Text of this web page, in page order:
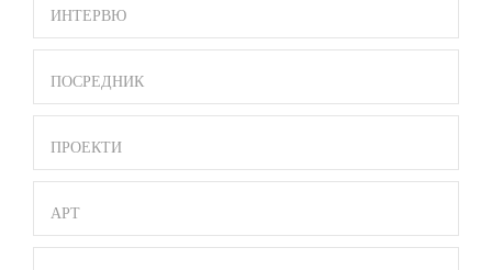
ИНТЕРВЮ
ПОСРЕДНИК
ПРОЕКТИ
АРТ